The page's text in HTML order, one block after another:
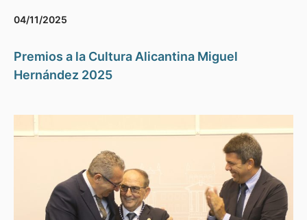
04/11/2025
Premios a la Cultura Alicantina Miguel
Hernández 2025